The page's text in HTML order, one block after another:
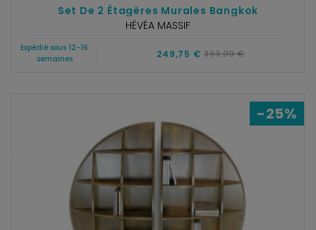
Set De 2 Étagères Murales Bangkok
HÉVÉA MASSIF
Expédié sous 12-16
semaines
249,75 € 333,00 €
-25%